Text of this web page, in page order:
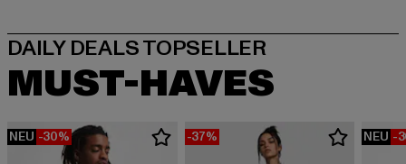
MUST-HAVES
NEU -30% -37% NEU -